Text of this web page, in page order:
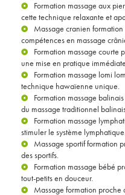
Formation massage aux
cette technique relaxante et
Massage cranien
compétences en massage
Formation massage courte
une mise en pratique
Formation massage lomi
technique hawaïenne unique.
Formation massage
du massage traditionnel
Formation massage
stimuler le système
Massage sportif formation
des sportifs.
Formation massage bébé
tout-petits en douceur.
Massage formation proche